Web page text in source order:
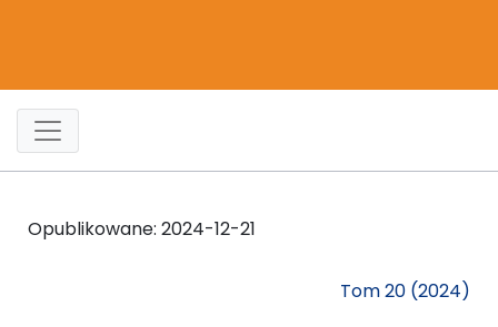
Opublikowane: 2024-12-21
Tom 20 (2024)